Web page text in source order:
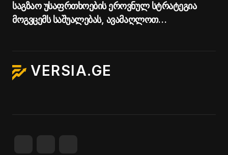
საგზაო უსაფრთხოების ეროვნულ სტრატეგია
მოგვცემს საშუალებას, ავამაღლოთ
VERSIA.GE